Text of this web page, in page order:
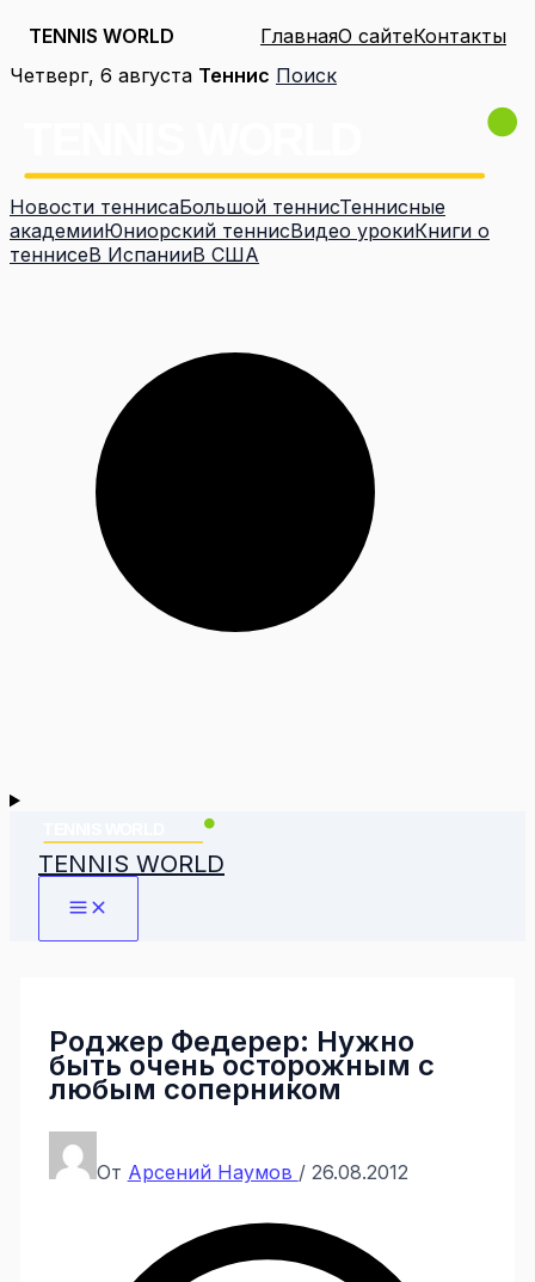
TENNIS WORLD ГлавнаяО сайтеКонтакты
Перейти
Четверг, 6 августа Теннис Поиск
Новости теннисаБольшой теннисТеннисные
академииЮниорский теннисВидео урокиКниги о
теннисеВ ИспанииВ США
TENNIS WORLD
Роджер Федерер: Нужно
быть очень осторожным с
любым соперником
От Арсений Наумов / 26.08.2012